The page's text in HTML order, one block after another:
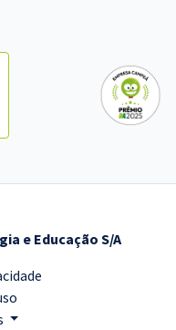
e Educação S/A